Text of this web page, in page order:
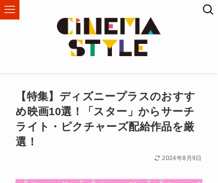
【特集】ディズニープラスのおすす
め映画10選！「スター」からサーチ
ライト・ピクチャーズ配給作品を厳
選！
2024年8月9日